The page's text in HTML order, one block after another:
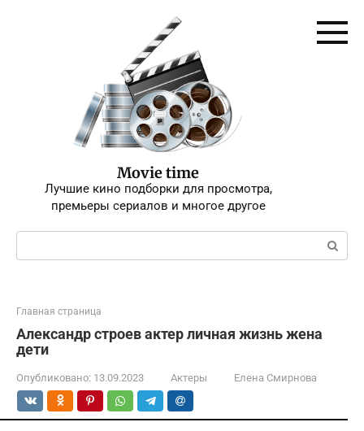
Movie time
Лучшие кино подборки для просмотра,
премьеры сериалов и многое другое
Поиск:
Главная страница
Александр строев актер личная жизнь жена
дети
Опубликовано: 13.09.2023 Актеры Елена Смирнова